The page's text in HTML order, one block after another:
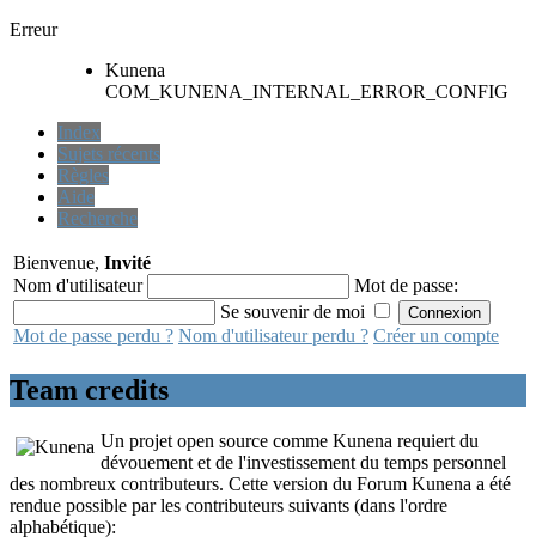
Erreur
Kunena
COM_KUNENA_INTERNAL_ERROR_CONFIG
Index
Sujets récents
Règles
Aide
Recherche
Bienvenue, Invité
Nom d'utilisateur
Mot de passe:
Se souvenir de moi
Mot de passe perdu ? Nom d'utilisateur perdu ? Créer un compte
Team credits
Un projet open source comme Kunena requiert du
dévouement et de l'investissement du temps personnel
des nombreux contributeurs. Cette version du Forum Kunena a été
rendue possible par les contributeurs suivants (dans l'ordre
alphabétique):